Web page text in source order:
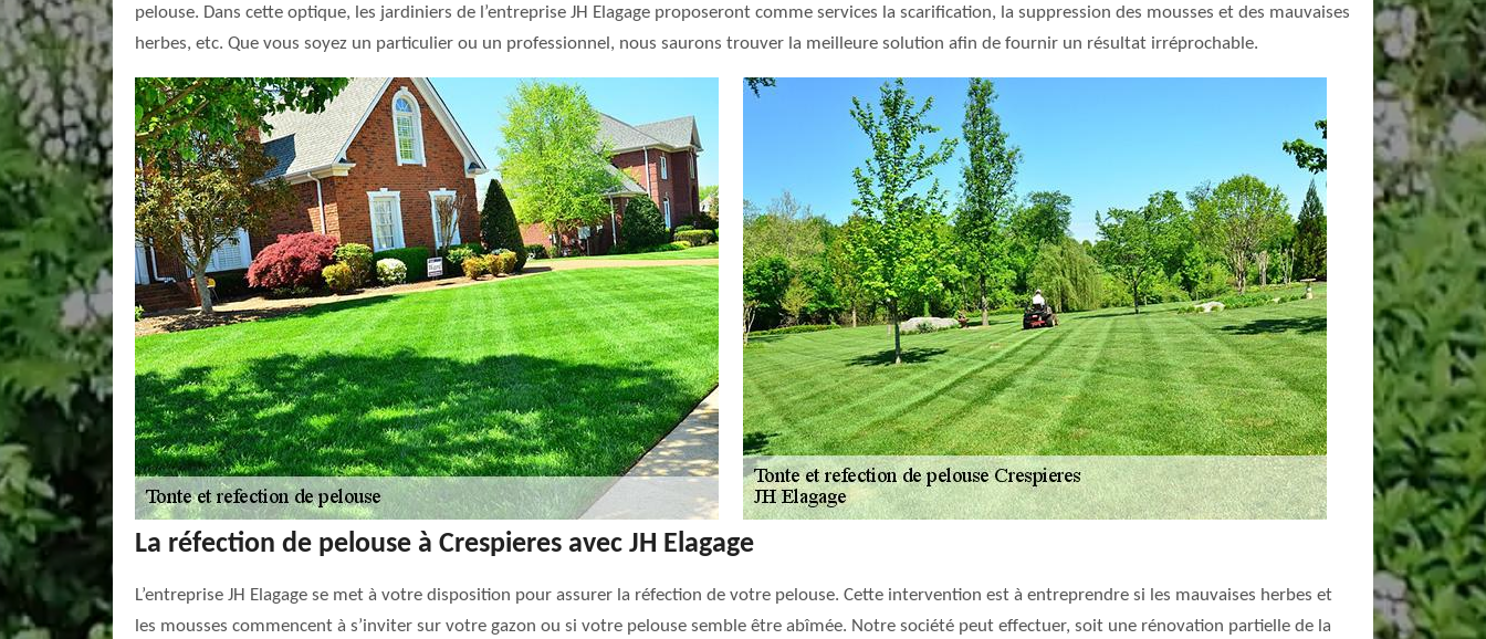
pelouse. Dans cette optique, les jardiniers de l’entreprise JH Elagage proposeront comme services la scarification, la suppression des mousses et des mauvaises
herbes, etc. Que vous soyez un particulier ou un professionnel, nous saurons trouver la meilleure solution afin de fournir un résultat irréprochable.
La réfection de pelouse à Crespieres avec JH Elagage
L’entreprise JH Elagage se met à votre disposition pour assurer la réfection de votre pelouse. Cette intervention est à entreprendre si les mauvaises herbes et
les mousses commencent à s’inviter sur votre gazon ou si votre pelouse semble être abîmée. Notre société peut effectuer, soit une rénovation partielle de la